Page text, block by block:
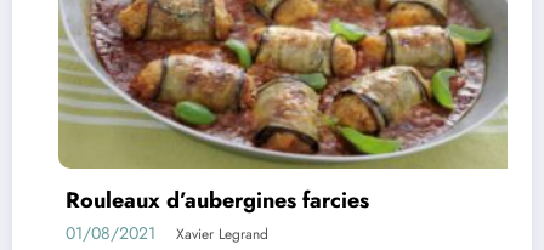
Confiture d’abricots sans sucre
11/05/2021